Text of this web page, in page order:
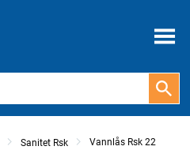
Meny
Sanitet Rsk Vannlås Rsk 22